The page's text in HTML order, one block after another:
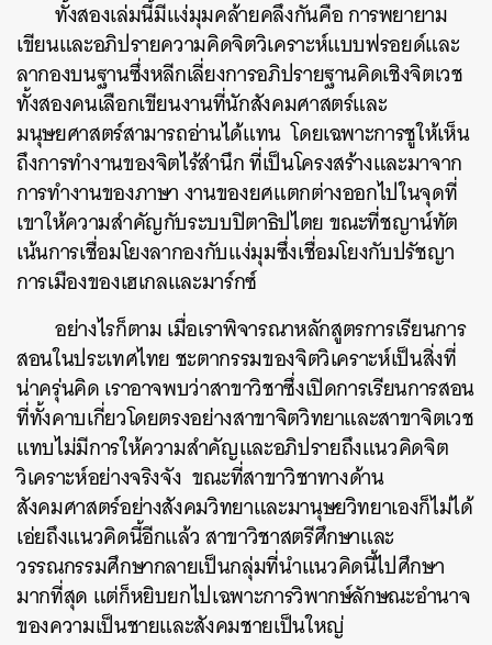
ทั้งสองเล่มนี้มีแง่มุมคล้ายคลึงกันคือ การพยายาม
เขียนและอภิปรายความคิดจิตวิเคราะห์แบบฟรอยด์และ
ลากองบนฐานซึ่งหลีกเลี่ยงการอภิปรายฐานคิดเชิงจิตเวช
ทั้งสองคนเลือกเขียนงานที่นักสังคมศาสตร์และ
มนุษยศาสตร์สามารถอ่านได้แทน โดยเฉพาะการชูให้เห็น
ถึงการทำงานของจิตไร้สำนึก ที่เป็นโครงสร้างและมาจาก
การทำงานของภาษา งานของยศแตกต่างออกไปในจุดที่
เขาให้ความสำคัญกับระบบปิตาธิปไตย ขณะที่ชญาน์ทัต
เน้นการเชื่อมโยงลากองกับแง่มุมซึ่งเชื่อมโยงกับปรัชญา
การเมืองของเฮเกลและมาร์กซ์
อย่างไรก็ตาม เมื่อเราพิจารณาหลักสูตรการเรียนการ
สอนในประเทศไทย ชะตากรรมของจิตวิเคราะห์เป็นสิ่งที่
น่าครุ่นคิด เราอาจพบว่าสาขาวิชาซึ่งเปิดการเรียนการสอน
ที่ทั้งคาบเกี่ยวโดยตรงอย่างสาขาจิตวิทยาและสาขาจิตเวช
แทบไม่มีการให้ความสำคัญและอภิปรายถึงแนวคิดจิต
วิเคราะห์อย่างจริงจัง ขณะที่สาขาวิชาทางด้าน
สังคมศาสตร์อย่างสังคมวิทยาและมานุษยวิทยาเองก็ไม่ได้
เอ่ยถึงแนวคิดนี้อีกแล้ว สาขาวิชาสตรีศึกษาและ
วรรณกรรมศึกษากลายเป็นกลุ่มที่นำแนวคิดนี้ไปศึกษา
มากที่สุด แต่ก็หยิบยกไปเฉพาะการวิพากษ์ลักษณะอำนาจ
ของความเป็นชายและสังคมชายเป็นใหญ่